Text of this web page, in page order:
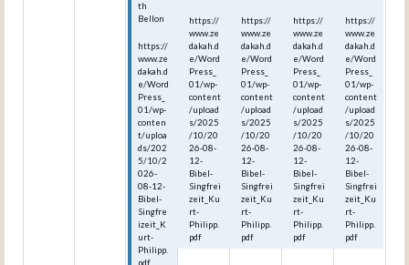
th
Bellon
https://
www.ze
dakah.d
e/Word
Press_
01/wp-
conten
t/uploa
ds/202
5/10/2
026-
08-12-
Bibel-
Singfre
izeit_K
urt-
Philipp.
pdf
https://
www.ze
dakah.d
e/Word
Press_
01/wp-
content
/upload
s/2025
/10/20
26-08-
12-
Bibel-
Singfrei
zeit_Ku
rt-
Philipp.
pdf
https://
www.ze
dakah.d
e/Word
Press_
01/wp-
content
/upload
s/2025
/10/20
26-08-
12-
Bibel-
Singfrei
zeit_Ku
rt-
Philipp.
pdf
https://
www.ze
dakah.d
e/Word
Press_
01/wp-
content
/upload
s/2025
/10/20
26-08-
12-
Bibel-
Singfrei
zeit_Ku
rt-
Philipp.
pdf
https://
www.ze
dakah.d
e/Word
Press_
01/wp-
content
/upload
s/2025
/10/20
26-08-
12-
Bibel-
Singfrei
zeit_Ku
rt-
Philipp.
pdf